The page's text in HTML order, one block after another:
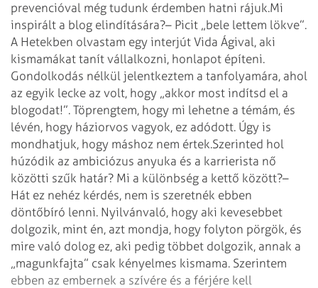
prevencióval még tudunk érdemben hatni rájuk.Mi
inspirált a blog elindítására?– Picit „bele lettem lökve”.
A Hetekben olvastam egy interjút Vida Ágival, aki
kismamákat tanít vállalkozni, honlapot építeni.
Gondolkodás nélkül jelentkeztem a tanfolyamára, ahol
az egyik lecke az volt, hogy „akkor most indítsd el a
blogodat!”. Töprengtem, hogy mi lehetne a témám, és
lévén, hogy háziorvos vagyok, ez adódott. Úgy is
mondhatjuk, hogy máshoz nem értek.Szerinted hol
húzódik az ambiciózus anyuka és a karrierista nő
közötti szűk határ? Mi a különbség a kettő között?–
Hát ez nehéz kérdés, nem is szeretnék ebben
döntőbíró lenni. Nyilvánvaló, hogy aki kevesebbet
dolgozik, mint én, azt mondja, hogy folyton pörgök, és
mire való dolog ez, aki pedig többet dolgozik, annak a
„magunkfajta” csak kényelmes kismama. Szerintem
ebben az embernek a szívére és a férjére kell